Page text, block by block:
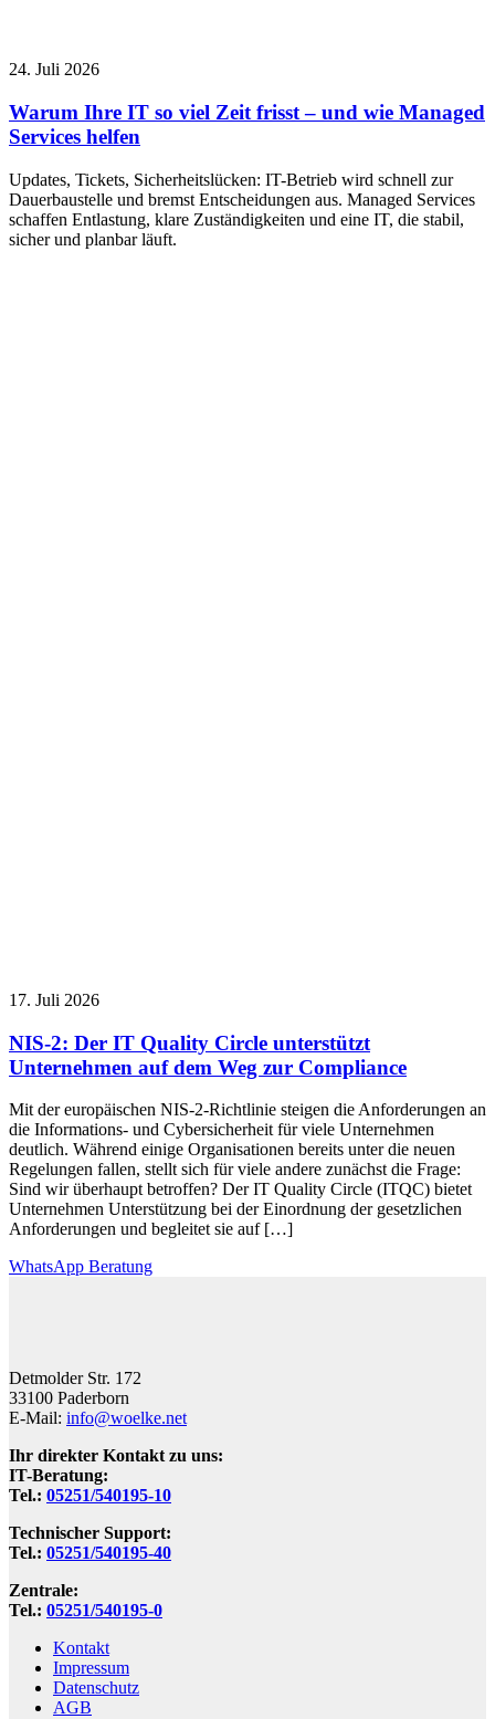
24. Juli 2026
Warum Ihre IT so viel Zeit frisst – und wie Managed
Services helfen
Updates, Tickets, Sicherheitslücken: IT-Betrieb wird schnell zur
Dauerbaustelle und bremst Entscheidungen aus. Managed Services
schaffen Entlastung, klare Zuständigkeiten und eine IT, die stabil,
sicher und planbar läuft.
17. Juli 2026
NIS-2: Der IT Quality Circle unterstützt
Unternehmen auf dem Weg zur Compliance
Mit der europäischen NIS-2-Richtlinie steigen die Anforderungen an
die Informations- und Cybersicherheit für viele Unternehmen
deutlich. Während einige Organisationen bereits unter die neuen
Regelungen fallen, stellt sich für viele andere zunächst die Frage:
Sind wir überhaupt betroffen? Der IT Quality Circle (ITQC) bietet
Unternehmen Unterstützung bei der Einordnung der gesetzlichen
Anforderungen und begleitet sie auf […]
WhatsApp Beratung
Detmolder Str. 172
33100 Paderborn
E-Mail: info@woelke.net
Ihr direkter Kontakt zu uns:
IT-Beratung:
Tel.: 05251/540195-10
Technischer Support:
Tel.: 05251/540195-40
Zentrale:
Tel.: 05251/540195-0
Kontakt
Impressum
Datenschutz
AGB